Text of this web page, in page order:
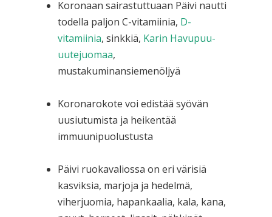
Koronaan sairastuttuaan Päivi nautti
todella paljon C-vitamiinia, D-
vitamiinia, sinkkiä, Karin Havupuu-
uutejuomaa,
mustakuminansiemenöljyä
Koronarokote voi edistää syövän
uusiutumista ja heikentää
immuunipuolustusta
Päivi ruokavaliossa on eri värisiä
kasviksia, marjoja ja hedelmä,
viherjuomia, hapankaalia, kala, kana,